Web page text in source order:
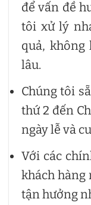
để vấn đề
tôi xử lý
quả, không
lâu.
Chúng tôi
thứ 2 đến
ngày lễ và
Với các
khách hàng
tận hưởng